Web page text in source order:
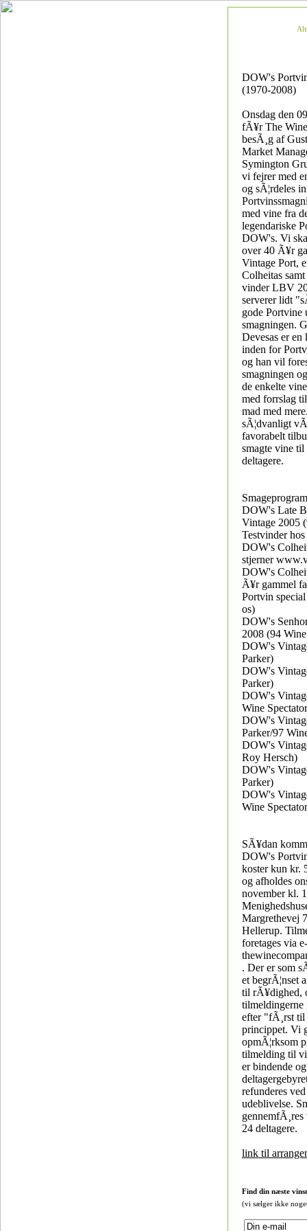
DOW's
(1970-2008)
Onsdag den
fÃ¥r The
besÃ¸g af
Market
Symington
vi fejrer med
og sÃ¦rdeles
med vine fra
legendariske
DOW's. Vi
over 40 Ã¥r
Vintage Port,
Colheitas
vinder LBV
serverer lidt
gode Portvine
smagningen.
Devesas er en
inden for
og han vil
smagningen
de enkelte
med forrslag
mad med
sÃ¦dvanligt
favorabelt
smagte vine til
deltagere.
DOW's Late
Vintage 2005
Testvinder
DOW's
stjerner
DOW's
Ã¥r gammel
Portvin
os)
DOW's
2008 (94
DOW's
Parker)
DOW's
Parker)
DOW's
Wine
DOW's
Parker/97
DOW's
Roy Hersch)
DOW's
Parker)
DOW's
Wine
SÃ¥dan
DOW's
koster kun kr.
og afholdes
november kl.
Margrethevej
Hellerup.
foretages via
. Der er som
et begrÃ¦nset
til rÃ¥dighed,
tilmeldingerne
efter "fÃ¸rst
princippet. Vi
opmÃ¦rksom
tilmelding til
er bindende
refunderes
udeblivelse.
24 deltagere.
link til
Find din næste
(vi sælger ikke